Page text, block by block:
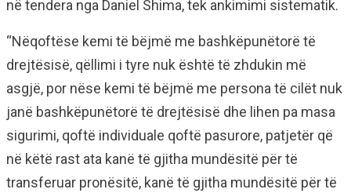
në tendera nga Daniel Shima, tek ankimimi sistematik.
“Nëqoftëse kemi të bëjmë me bashkëpunëtorë të
drejtësisë, qëllimi i tyre nuk është të zhdukin më
asgjë, por nëse kemi të bëjmë me persona të cilët nuk
janë bashkëpunëtorë të drejtësisë dhe lihen pa masa
sigurimi, qoftë individuale qoftë pasurore, patjetër që
në këtë rast ata kanë të gjitha mundësitë për të
transferuar pronësitë, kanë të gjitha mundësitë për të